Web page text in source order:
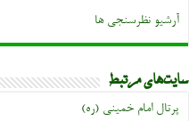
آرشیو نظرسنجی ها
سایت‌های مرتبط
پرتال امام خمینی (ره)